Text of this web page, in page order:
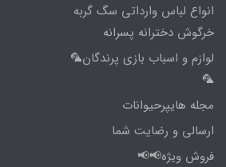
انواع لباس وارداتی سگ گربه
خرگوش دخترانه پسرانه
لوازم و اسباب بازی پرندگان🦜
🦜
مجله هایپرحیوانات
ارسالی و رضایت شما
فروش ویژه📢📢